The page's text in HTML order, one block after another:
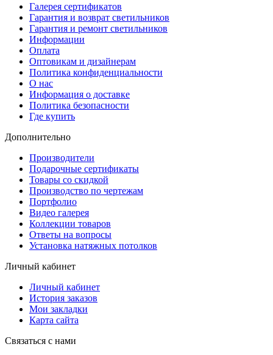
Галерея сертификатов
Гарантия и возврат светильников
Гарантия и ремонт светильников
Информации
Оплата
Оптовикам и дизайнерам
Политика конфиденциальности
О нас
Информация о доставке
Политика безопасности
Где купить
Дополнительно
Производители
Подарочные сертификаты
Товары со скидкой
Производство по чертежам
Портфолио
Видео галерея
Коллекции товаров
Ответы на вопросы
Установка натяжных потолков
Личный кабинет
Личный кабинет
История заказов
Мои закладки
Карта сайта
Связаться с нами